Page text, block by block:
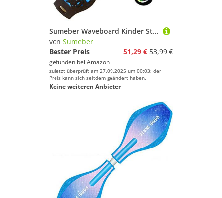
Sumeber Waveboard Kinder Street Surfing Roller Torsion Skateboard Double Decks Casterboards für Wave/Surf Waveboard/Castor Board mit blinkenden Rädern für Kinder/Jugendliche (Blue Flame)
von Sumeber
Bester Preis
51,29 € 53,99 €
gefunden bei Amazon
zuletzt überprüft am 27.09.2025 um 00:03; der
Preis kann sich seitdem geändert haben.
Keine weiteren Anbieter